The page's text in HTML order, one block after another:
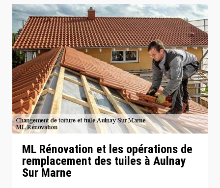
ML Rénovation et les opérations de
remplacement des tuiles à Aulnay
Sur Marne